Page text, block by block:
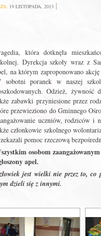
19 LISTOPADA, 2013
jest
która dotknęła
Dyrekcja szkoły wraz z
na którym zaproponowano
sobotni poranek w naszej
Odzież, żywność
zabawki przyniesione przez
przewieziono do Gminnego
uczniów, rodziców i
członkowie szkolnego
pomoc rzeczową
osobom
apel.
złowiek jest wielki nie przez to,
dzieli się z innymi.